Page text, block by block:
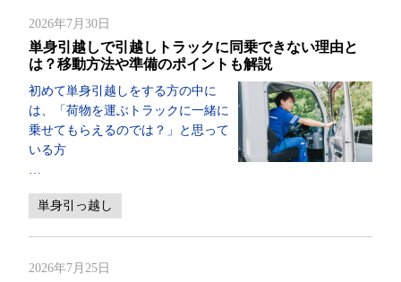
2026年7月30日
単身引越しで引越しトラックに同乗できない理由と
は？移動方法や準備のポイントも解説
初めて単身引越しをする方の中に
は、「荷物を運ぶトラックに一緒に
乗せてもらえるのでは？」と思って
いる方
単身引っ越し
2026年7月25日